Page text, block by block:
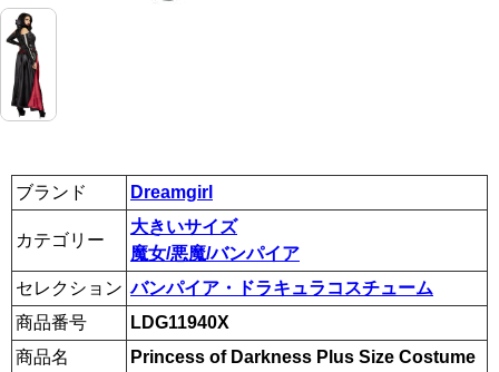
ブランド Dreamgirl
カテゴリー
大きいサイズ
魔女/悪魔/バンパイア
セレクション バンパイア・ドラキュラコスチューム
商品番号
LDG11940X
商品名
Princess of Darkness Plus Size Costume